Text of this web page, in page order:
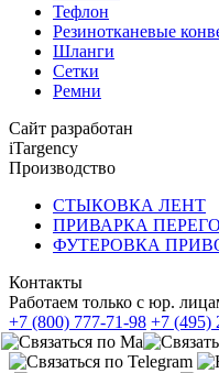
Тефлон
Резинотканевые
Шланги
Сетки
Ремни
Сайт разработан
iTargency
Производство
СТЫКОВКА ЛЕНТ
ПРИВАРКА
ФУТЕРОВКА
Контакты
Работаем только с юр.
+7 (800) 777-71-98 +7 (495)